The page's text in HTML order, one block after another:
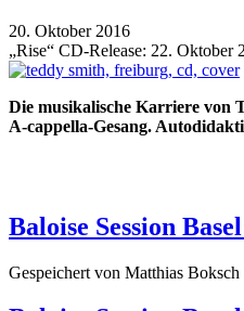
20. Oktober 2016
„Rise“ CD-Release: 22.
Die musikalische Karriere von
A-cappella-Gesang.
Baloise Session
Gespeichert von Matthias Boksch